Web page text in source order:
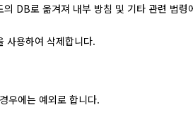
DB로 옮겨져 내부 방침 및 기타 관련 법령
사용하여 삭제합니다.
우에는 예외로 합니다.